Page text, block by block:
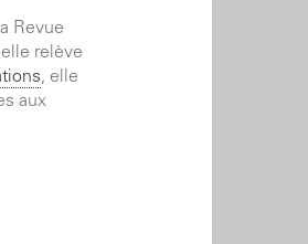
Revue
elle relève
, elle
aux